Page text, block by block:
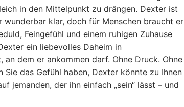
in den Mittelpunkt zu drängen. Dexter ist
klar, doch für Menschen braucht er
Feingefühl und einem ruhigen Zuhause
ein liebevolles Daheim in
dem er ankommen darf. Ohne Druck. Ohne
das Gefühl haben, Dexter könnte zu Ihnen
jemanden, der ihn einfach „sein“ lässt – und